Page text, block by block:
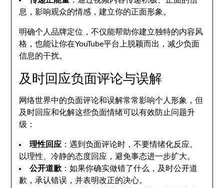
息，影响观众的情感，建立你的正面形象。
明确个人品牌定位，不仅能帮助你建立独特的内容风
格，也能让你在YouTube平台上脱颖而出，减少负面
信息的干扰。
及时回应负面评论与误解
网络世界中的负面评论和误解常常影响个人形象，但
及时回应和化解这些负面情绪可以有效防止问题升
级：
理性回应 ：遇到负面评论时，不要情绪化反应。
以理性、冷静的态度回应，避免事态进一步扩大。
公开道歉 ：如果你确实做错了什么，及时公开道
歉，承认错误，并表明改正的决心。